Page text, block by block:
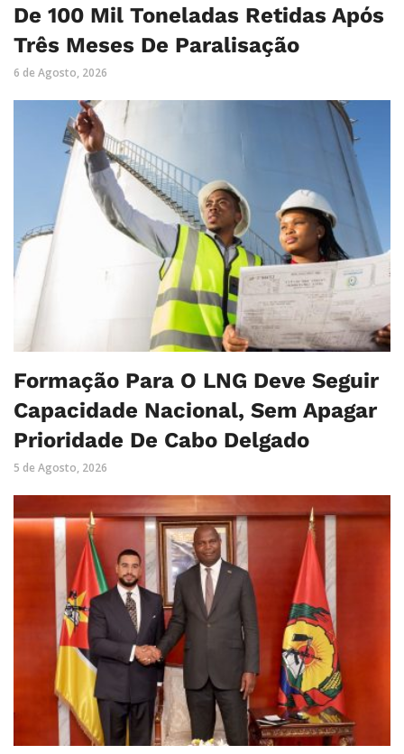
De 100 Mil Toneladas Retidas Após
Três Meses De Paralisação
6 de Agosto, 2026
Formação Para O LNG Deve Seguir
Capacidade Nacional, Sem Apagar
Prioridade De Cabo Delgado
5 de Agosto, 2026